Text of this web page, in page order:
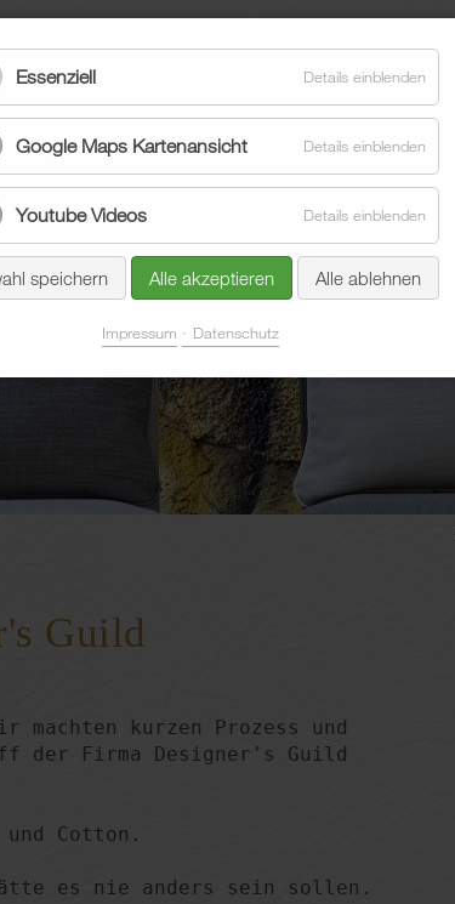
Sonnenschutz Aktuelles Unternehmen
Guild
kurzen Prozess und
der Firma Designer's Guild
Cotton.
es nie anders sein sollen.
Essenziell Details einblenden
Google Maps Kartenansicht Details einblenden
Youtube Videos Details einblenden
speichern Alle akzeptieren Alle ablehnen
Impressum Datenschutz